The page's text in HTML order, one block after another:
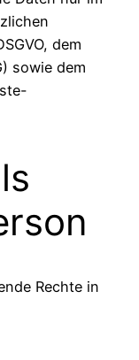
dem
sowie dem
Rechte in